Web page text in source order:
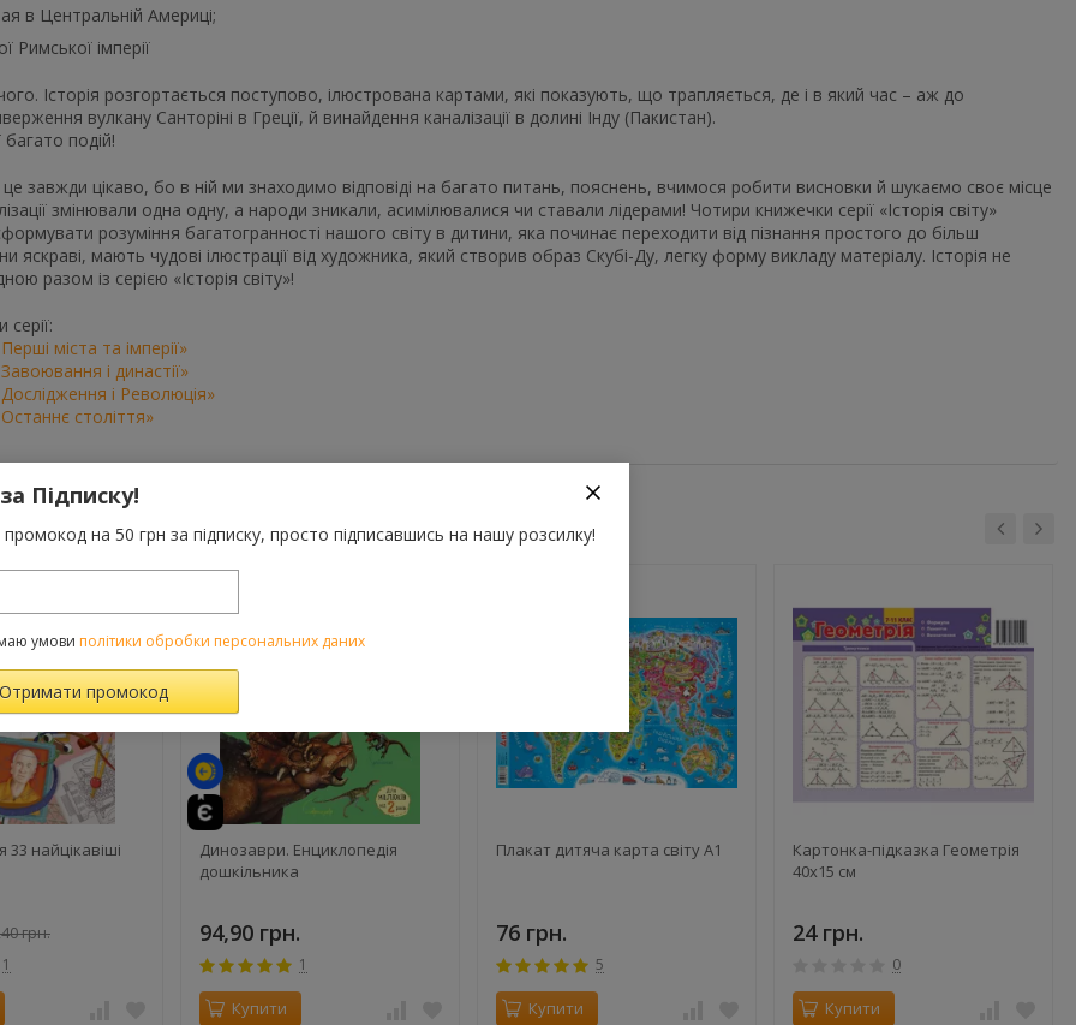
в Центральній Америці;
Римської імперії
Історія розгортається поступово, ілюстрована картами, які показують, що трапляється, де і в який час – аж до
вулкану Санторіні в Греції, й винайдення каналізації в долині Інду (Пакистан).
багато подій!
– це завжди цікаво, бо в ній ми знаходимо відповіді на багато питань, пояснень, вчимося робити висновки й шукаємо своє місце
змінювали одна одну, а народи зникали, асимілювалися чи ставали лідерами! Чотири книжечки серії «Історія світу»
розуміння багатогранності нашого світу в дитини, яка починає переходити від пізнання простого до більш
яскраві, мають чудові ілюстрації від художника, який створив образ Скубі-Ду, легку форму викладу матеріалу. Історія не
разом із серією «Історія світу»!
серії:
Перші міста та імперії»
Завоювання і династії»
Дослідження і Революція»
Останнє століття»
ТАКОЖ КУПУЮТЬ
-10%
33 найцікавіші
грн.
1
Динозаври. Енциклопедія
дошкільника
94,90 грн.
1
Купити
Плакат дитяча карта світу А1
76 грн.
5
Купити
Картонка-підказка Геометрія
40х15 см
24 грн.
0
Купити
Підписку!
на 50 грн за підписку, просто підписавшись на нашу розсилку!
умови політики обробки персональних даних